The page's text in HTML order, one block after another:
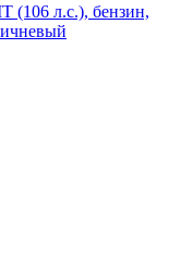
(106 л.с.), бензин,